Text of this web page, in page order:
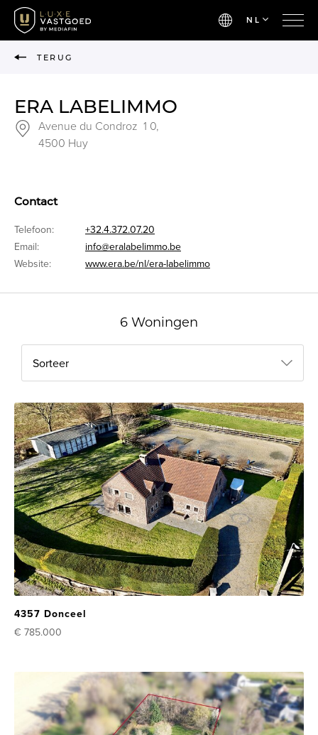
NL
TERUG
ERA LABELIMMO
Avenue du Condroz 1 0,
4500 Huy
Contact
Telefoon:
+32.4.372.07.20
Email:
info@eralabelimmo.be
Website:
www.era.be/nl/era-labelimmo
6 Woningen
Sorteer
4357 Donceel
€ 785.000